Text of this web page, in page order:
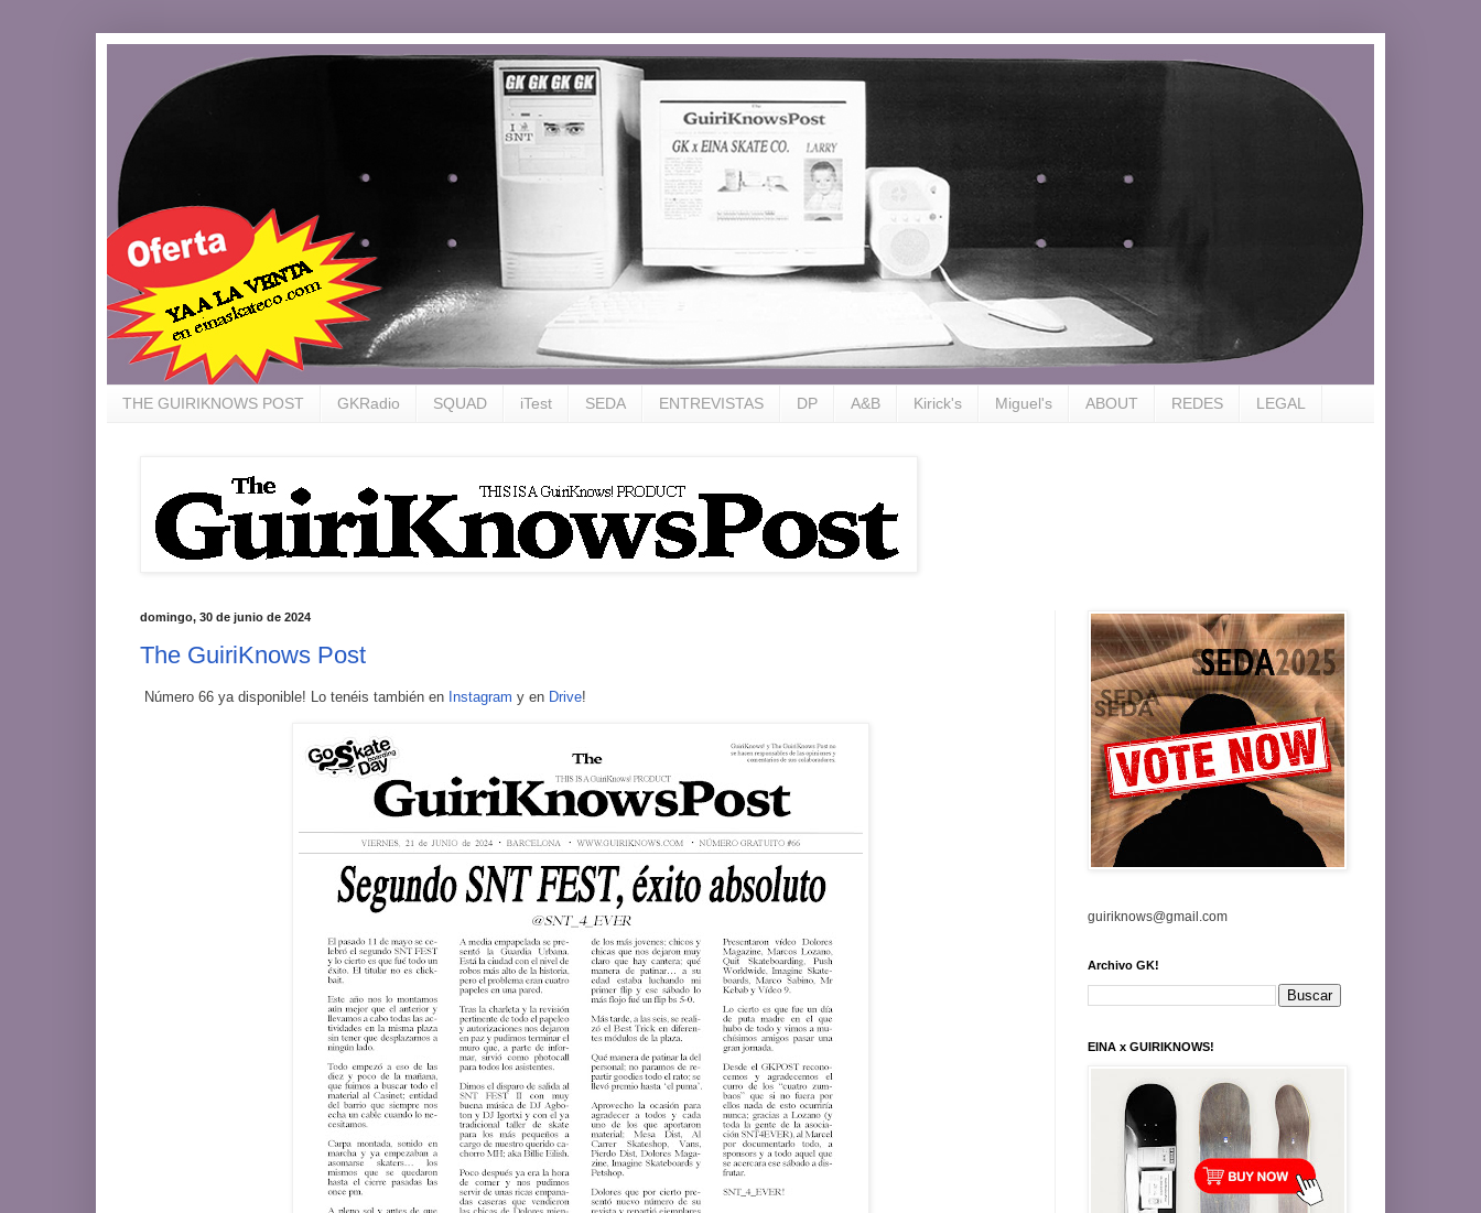
THE GUIRIKNOWS POST GKRadio SQUAD iTest SEDA ENTREVISTAS DP A&B Kirick's Miguel's ABOUT REDES LEGAL
domingo, 30 de junio de 2024
The GuiriKnows Post
Número 66 ya disponible! Lo tenéis también en Instagram y en Drive!
guiriknows@gmail.com
Archivo GK!
EINA x GUIRIKNOWS!